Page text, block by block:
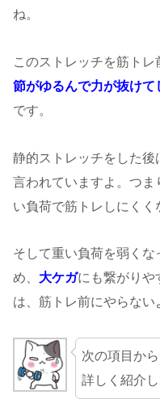
ね。
このストレッチを筋トレ
節がゆるんで力が抜け
です。
静的ストレッチをした後
言われていますよ。つ
い負荷で筋トレしにくく
そして重い負荷を弱く
め、 大ケガにも繋がりや
は、筋トレ前にやらない
次の項目か
詳しく紹介し